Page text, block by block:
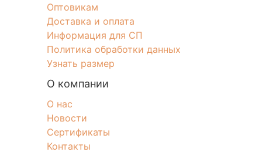
Оптовикам
Доставка и оплата
Информация для СП
Политика обработки данных
Узнать размер
О компании
О нас
Новости
Сертификаты
Контакты